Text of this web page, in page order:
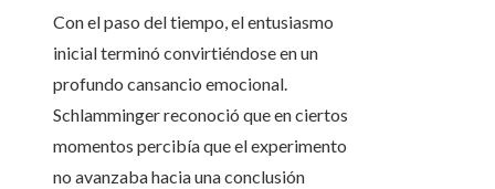
Con el paso del tiempo, el entusiasmo
inicial terminó convirtiéndose en un
profundo cansancio emocional.
Schlamminger reconoció que en ciertos
momentos percibía que el experimento
no avanzaba hacia una conclusión